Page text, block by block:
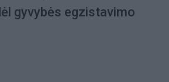
gyvybės egzistavimo